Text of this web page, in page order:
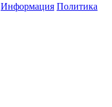
Информация Политика